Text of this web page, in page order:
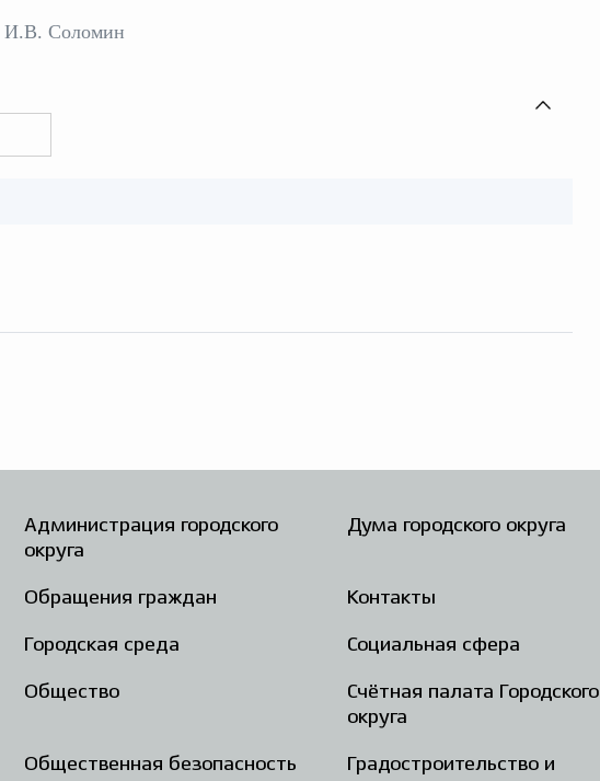
И.В. Соломин
Администрация городского
округа
Дума городского округа
Обращения граждан Контакты
Городская среда Социальная сфера
Общество
Счётная палата Городского
округа
Общественная безопасность
Градостроительство и